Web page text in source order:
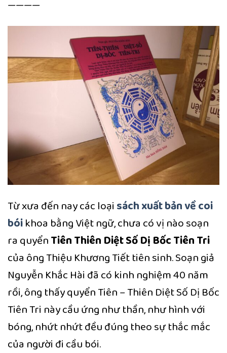
————
Từ xưa đến nay các loại sách xuất bản về coi
bóikhoa bằng Việt ngữ, chưa có vị nào soạn
ra quyểnTiên Thiên Diệt Số Dị Bốc Tiên Tri
của ông Thiệu Khương Tiết tiên sinh. Soạn giả
Nguyễn Khắc Hài đã có kinh nghiệm 40 năm
rồi, ông thấy quyển Tiên – Thiên Diệt Số Dị Bốc
Tiên Tri này cầu ứng như thần, như hình với
bóng, nhứt nhứt đều đúng theo sự thắc mắc
của người đi cầu bói.